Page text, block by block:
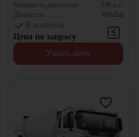
Мощность двигателя:
336 л.с.
Двигатель:
Weichai
В наличии
Цена по запросу
Узнать цену